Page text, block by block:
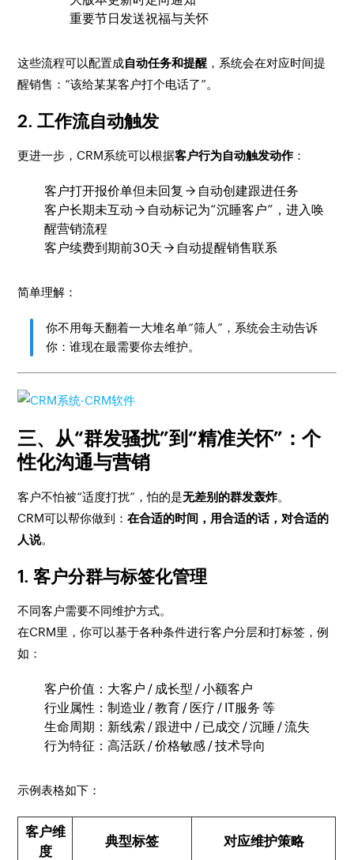
重要节日发送祝福与关怀
这些流程可以配置成自动任务和提醒 ，系统会在对应时间提
醒销售：“该给某某客户打个电话了”。
2. 工作流自动触发
更进一步，CRM系统可以根据客户行为自动触发动作 ：
客户打开报价单但未回复 → 自动创建跟进任务
客户长期未互动 → 自动标记为“沉睡客户”，进入唤
醒营销流程
客户续费到期前30天 → 自动提醒销售联系
简单理解：
你不用每天翻着一大堆名单“筛人”，系统会主动告诉
你：谁现在最需要你去维护。
三、从“群发骚扰”到“精准关怀”：个
性化沟通与营销
客户不怕被“适度打扰”，怕的是无差别的群发轰炸。
CRM可以帮你做到：在合适的时间，用合适的话，对合适的
人说。
1. 客户分群与标签化管理
不同客户需要不同维护方式。
在CRM里，你可以基于各种条件进行客户分层和打标签，例
如：
客户价值：大客户 / 成长型 / 小额客户
行业属性：制造业 / 教育 / 医疗 / IT服务 等
生命周期：新线索 / 跟进中 / 已成交 / 沉睡 / 流失
行为特征：高活跃 / 价格敏感 / 技术导向
示例表格如下：
客户维
度
典型标签 对应维护策略